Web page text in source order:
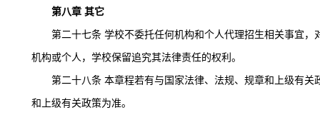
第八章其它
第二十七条学校不委托任何机构和个人代理招生相关事宜，
机构或个人，学校保留追究其法律责任的权利。
第二十八条本章程若有与国家法律、法规、规章和上级有关
和上级有关政策为准。